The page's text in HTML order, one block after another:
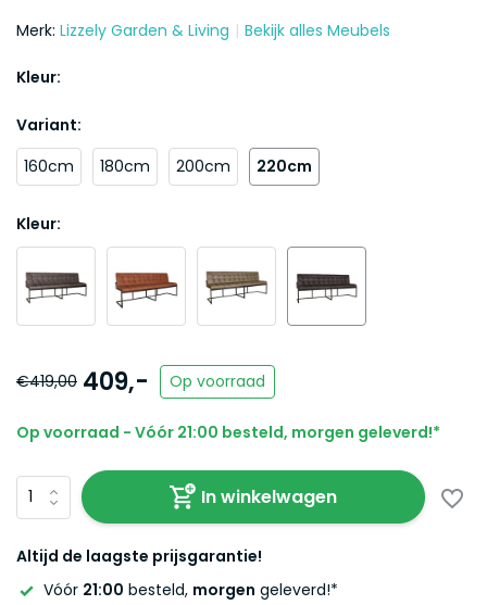
Merk: Lizzely Garden & Living Bekijk alles Meubels
Kleur:
Variant:
160cm
180cm 200cm 220cm
Kleur:
€419,00 409,- Op voorraad
Op voorraad - Vóór 21:00 besteld, morgen geleverd!*
In winkelwagen
Altijd de laagste prijsgarantie!
Vóór 21:00 besteld, morgen geleverd!*